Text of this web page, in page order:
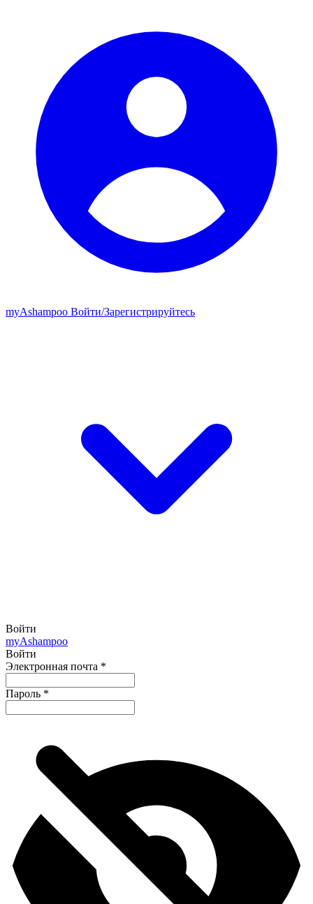
myAshampoo Войти/Зарегистрируйтесь
Войти
myAshampoo
Войти
Электронная почта *
Пароль *